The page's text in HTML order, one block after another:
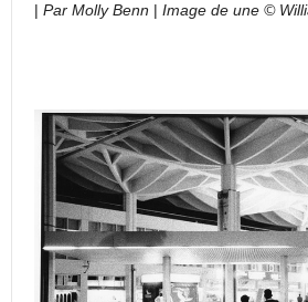
| Par Molly Benn | Image de une ©